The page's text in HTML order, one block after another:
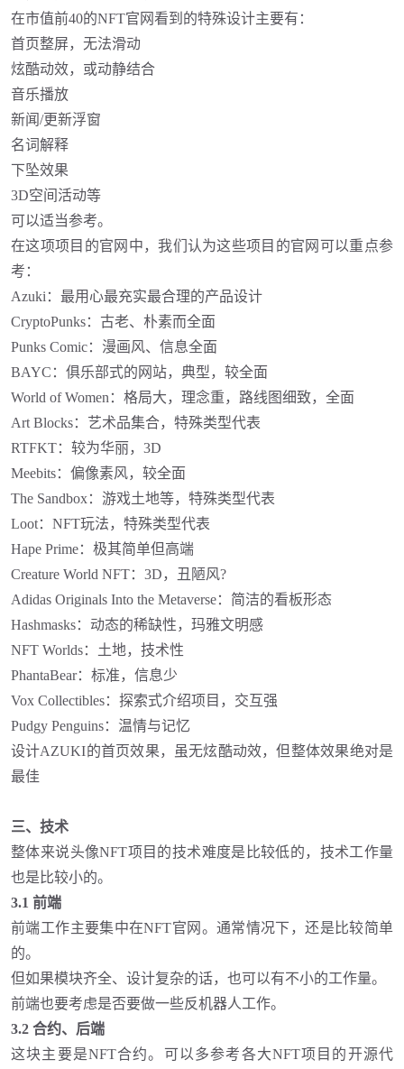
在市值前40的NFT官网看到的特殊设计主要有：
首页整屏，无法滑动
炫酷动效，或动静结合
音乐播放
新闻/更新浮窗
名词解释
下坠效果
3D空间活动等
可以适当参考。
在这项项目的官网中，我们认为这些项目的官网可以重点参
考：
Azuki：最用心最充实最合理的产品设计
CryptoPunks：古老、朴素而全面
Punks Comic：漫画风、信息全面
BAYC：俱乐部式的网站，典型，较全面
World of Women：格局大，理念重，路线图细致，全面
Art Blocks：艺术品集合，特殊类型代表
RTFKT：较为华丽，3D
Meebits：偏像素风，较全面
The Sandbox：游戏土地等，特殊类型代表
Loot：NFT玩法，特殊类型代表
Hape Prime：极其简单但高端
Creature World NFT：3D，丑陋风?
Adidas Originals Into the Metaverse：简洁的看板形态
Hashmasks：动态的稀缺性，玛雅文明感
NFT Worlds：土地，技术性
PhantaBear：标准，信息少
Vox Collectibles：探索式介绍项目，交互强
Pudgy Penguins：温情与记忆
设计AZUKI的首页效果，虽无炫酷动效，但整体效果绝对是
最佳
三、技术
整体来说头像NFT项目的技术难度是比较低的，技术工作量
也是比较小的。
3.1 前端
前端工作主要集中在NFT官网。通常情况下，还是比较简单
的。
但如果模块齐全、设计复杂的话，也可以有不小的工作量。
前端也要考虑是否要做一些反机器人工作。
3.2 合约、后端
这块主要是NFT合约。可以多参考各大NFT项目的开源代